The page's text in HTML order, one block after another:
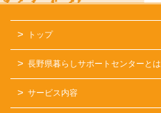
トップ
長野県暮らしサポートセンターとは
サービス内容